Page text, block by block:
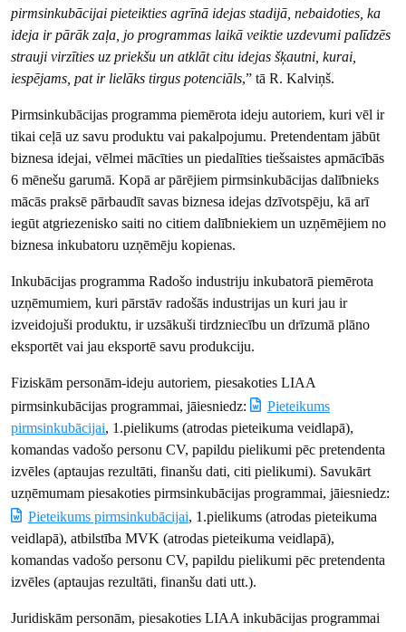
pirmsinkubācijai pieteikties agrīnā idejas stadijā, nebaidoties, ka
ideja ir pārāk zaļa, jo programmas laikā veiktie uzdevumi palīdzēs
strauji virzīties uz priekšu un atklāt citu idejas šķautni, kurai,
iespējams, pat ir lielāks tirgus potenciāls,” tā R. Kalviņš.
Pirmsinkubācijas programma piemērota ideju autoriem, kuri vēl ir
tikai ceļā uz savu produktu vai pakalpojumu. Pretendentam jābūt
biznesa idejai, vēlmei mācīties un piedalīties tiešsaistes apmācībās
6 mēnešu garumā. Kopā ar pārējiem pirmsinkubācijas dalībnieks
mācās praksē pārbaudīt savas biznesa idejas dzīvotspēju, kā arī
iegūt atgriezenisko saiti no citiem dalībniekiem un uzņēmējiem no
biznesa inkubatoru uzņēmēju kopienas.
Inkubācijas programma Radošo industriju inkubatorā piemērota
uzņēmumiem, kuri pārstāv radošās industrijas un kuri jau ir
izveidojuši produktu, ir uzsākuši tirdzniecību un drīzumā plāno
eksportēt vai jau eksportē savu produkciju.
Fiziskām personām-ideju autoriem, piesakoties LIAA
pirmsinkubācijas programmai, jāiesniedz:
Pieteikums
pirmsinkubācijai, 1.pielikums (atrodas pieteikuma veidlapā),
komandas vadošo personu CV, papildu pielikumi pēc pretendenta
izvēles (aptaujas rezultāti, finanšu dati, citi pielikumi). Savukārt
uzņēmumam piesakoties pirmsinkubācijas programmai, jāiesniedz:
Pieteikums pirmsinkubācijai, 1.pielikums (atrodas pieteikuma
veidlapā), atbilstība MVK (atrodas pieteikuma veidlapā),
komandas vadošo personu CV, papildu pielikumi pēc pretendenta
izvēles (aptaujas rezultāti, finanšu dati utt.).
Juridiskām personām, piesakoties LIAA inkubācijas programmai